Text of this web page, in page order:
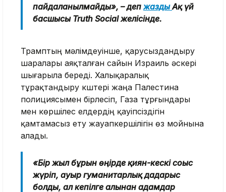
пайдаланылмайды», – деп жаздыАқ үй
басшысы Truth Social желісінде.
Трамптың мәлімдеуінше, қарусыздандыру
шаралары аяқталған сайын Израиль әскері
шығарыла береді. Халықаралық
тұрақтандыру күштері жаңа Палестина
полициясымен бірлесіп, Газа тұрғындары
мен көршілес елдердің қауіпсіздігін
қамтамасыз ету жауапкершілігін өз мойнына
алады.
«Бір жыл бұрын өңірде қиян-кескі соғыс
жүріп, ауыр гуманитарлық дағдарыс
болды, ал кепілге алынған адамдар